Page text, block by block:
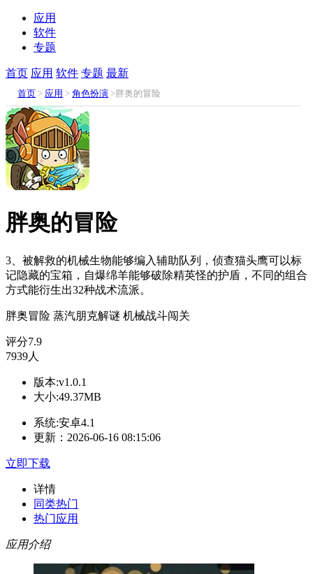
应用
软件
专题
首页 应用 软件 专题 最新
首页 > 应用 >角色扮演 >胖奥的冒险
胖奥的冒险
3、被解救的机械生物能够编入辅助队列，侦查猫头鹰可以标
记隐藏的宝箱，自爆绵羊能够破除精英怪的护盾，不同的组合
方式能衍生出32种战术流派。
胖奥冒险 蒸汽朋克解谜 机械战斗闯关
评分7.9
7939人
版本:v1.0.1
大小:49.37MB
系统:安卓4.1
更新：2026-06-16 08:15:06
立即下载
详情
同类热门
热门应用
应用介绍